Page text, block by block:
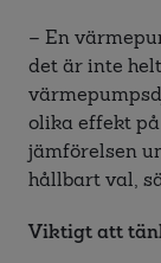
– En
det är inte
olika effekt
jämförelsen
hållbart val,
Viktigt att